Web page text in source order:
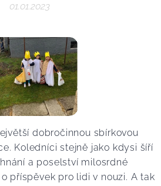
01.01.2023
dobročinnou sbírkovou
Koledníci stejně jako kdysi šíří
a poselství milosrdné
příspěvek pro lidi v nouzi. A tak